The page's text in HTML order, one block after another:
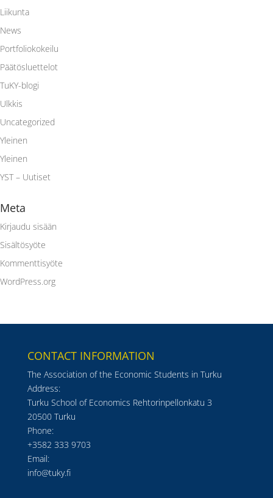
Liikunta
News
Portfoliokokeilu
Päätösluettelot
TuKY-blogi
Ulkkis
Uncategorized
Yleinen
Yleinen
YST – Uutiset
Meta
Kirjaudu sisään
Sisältösyöte
Kommenttisyöte
WordPress.org
CONTACT INFORMATION
The Association of the Economic Students in Turku
Address:
Turku School of Economics Rehtorinpellonkatu 3
20500 Turku
Phone:
+3582 333 9703
Email:
info@tuky.fi